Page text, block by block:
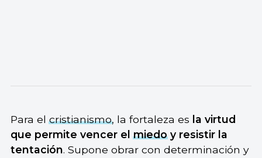
Para elcristianismo, la fortaleza es la virtud
que permite vencer elmiedoy resistir la
tentación. Supone obrar con determinación y